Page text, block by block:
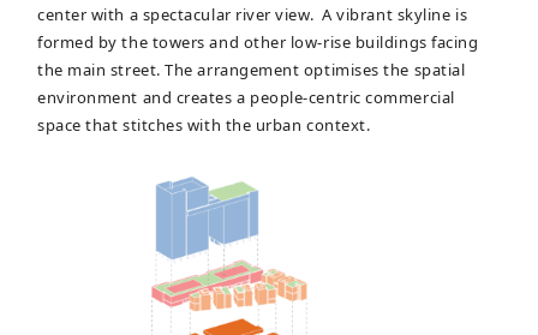
center with a spectacular river view. A vibrant skyline is
formed by the towers and other low-rise buildings facing
the main street. The arrangement optimises the spatial
environment and creates a people-centric commercial
space that stitches with the urban context.